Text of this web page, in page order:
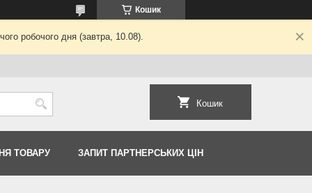
Кошик
робочого дня (завтра, 10.08).
Кошик
ТОВАРУ ЗАПИТ ПАРТНЕРСЬКИХ ЦІН